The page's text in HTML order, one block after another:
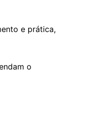
e prática,
o